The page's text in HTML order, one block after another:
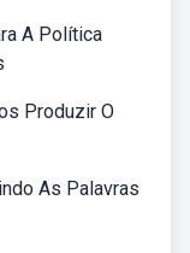
A Política
Produzir O
As Palavras